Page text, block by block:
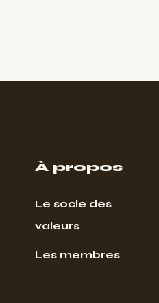
À propos
Le socle des
valeurs
Les membres